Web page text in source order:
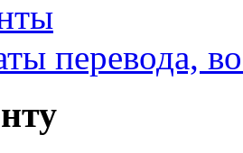
перевода,